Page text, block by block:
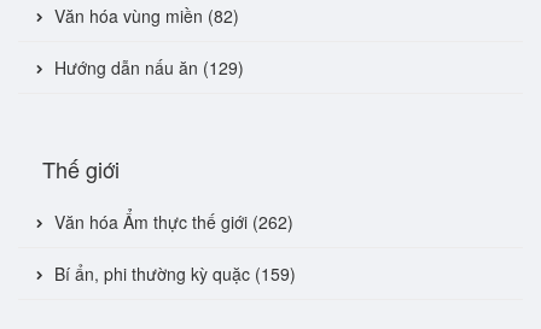
Văn hóa vùng miền (82)
Hướng dẫn nấu ăn (129)
Thế giới
Văn hóa Ẩm thực thế giới (262)
Bí ẩn, phi thường kỳ quặc (159)